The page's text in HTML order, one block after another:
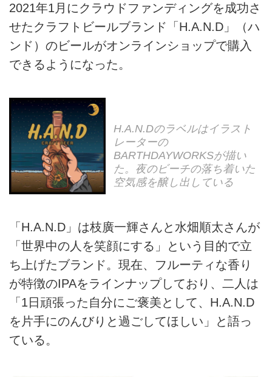
2021年1月にクラウドファンディングを成功さ
せたクラフトビールブランド「H.A.N.D」（ハ
ンド）のビールがオンラインショップで購入
できるようになった。
H.A.N.Dのラベルはイラスト
レーターの
BARTHDAYWORKSが描い
た。夜のビーチの落ち着いた
空気感を醸し出している
「H.A.N.D」は枝廣一輝さんと水畑順太さんが
「世界中の人を笑顔にする」という目的で立
ち上げたブランド。現在、フルーティな香り
が特徴のIPAをラインナップしており、二人は
「1日頑張った自分にご褒美として、H.A.N.D
を片手にのんびりと過ごしてほしい」と語っ
ている。